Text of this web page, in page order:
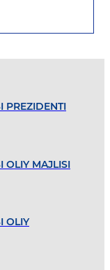
PREZIDENTI
OLIY MAJLISI
OLIY